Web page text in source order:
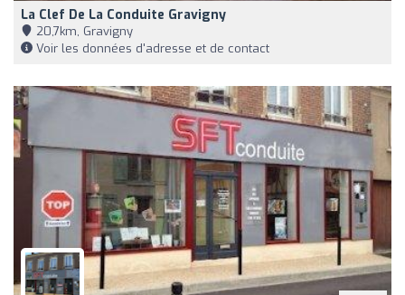
La Clef De La Conduite Gravigny
20,7km, Gravigny
Voir les données d'adresse et de contact